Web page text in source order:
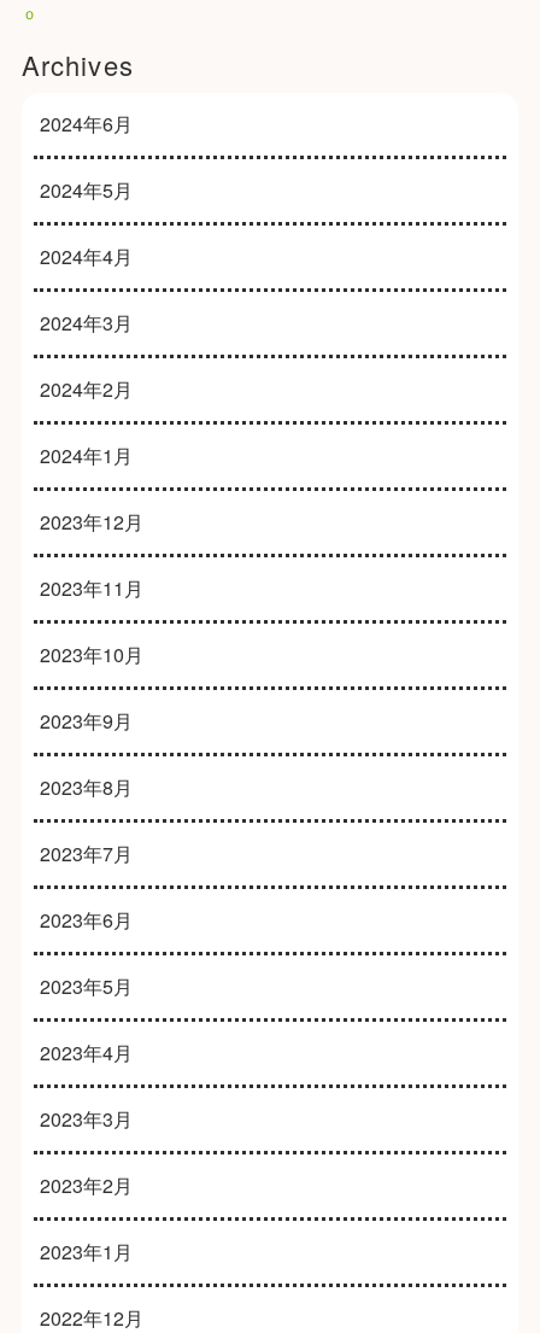
ｏ
Archives
2024年6月
2024年5月
2024年4月
2024年3月
2024年2月
2024年1月
2023年12月
2023年11月
2023年10月
2023年9月
2023年8月
2023年7月
2023年6月
2023年5月
2023年4月
2023年3月
2023年2月
2023年1月
2022年12月